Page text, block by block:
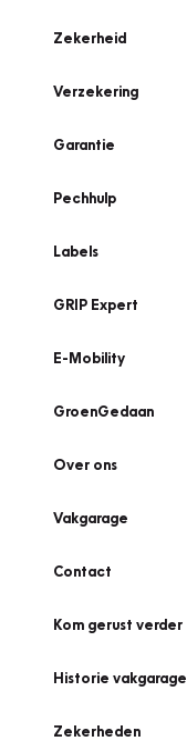
Zekerheid
Verzekering
Garantie
Pechhulp
Labels
GRIP Expert
E-Mobility
GroenGedaan
Over ons
Vakgarage
Contact
Kom gerust verder
Historie vakgarage
Zekerheden